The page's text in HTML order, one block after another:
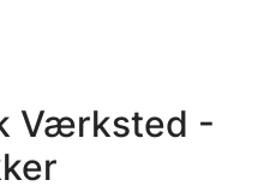
Værksted -